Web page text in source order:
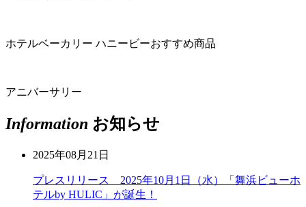
ホテルベーカリー ハニービーおすすめ商品
アニバーサリー
Information お知らせ
2025年08月21日
プレスリリース 2025年10月1日（水）「舞浜ビューホ
テルby HULIC」が誕生！